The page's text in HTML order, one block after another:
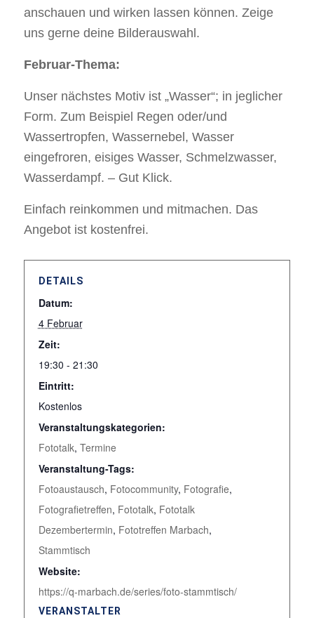
anschauen und wirken lassen können. Zeige
uns gerne deine Bilderauswahl.
Februar-Thema:
Unser nächstes Motiv ist „Wasser“; in jeglicher
Form. Zum Beispiel Regen oder/und
Wassertropfen, Wassernebel, Wasser
eingefroren, eisiges Wasser, Schmelzwasser,
Wasserdampf. – Gut Klick.
Einfach reinkommen und mitmachen. Das
Angebot ist kostenfrei.
DETAILS
Datum:
4 Februar
Zeit:
19:30 - 21:30
Eintritt:
Kostenlos
Veranstaltungskategorien:
Fototalk, Termine
Veranstaltung-Tags:
Fotoaustausch, Fotocommunity, Fotografie,
Fotografietreffen, Fototalk, Fototalk
Dezembertermin, Fototreffen Marbach,
Stammtisch
Website:
https://q-marbach.de/series/foto-stammtisch/
VERANSTALTER